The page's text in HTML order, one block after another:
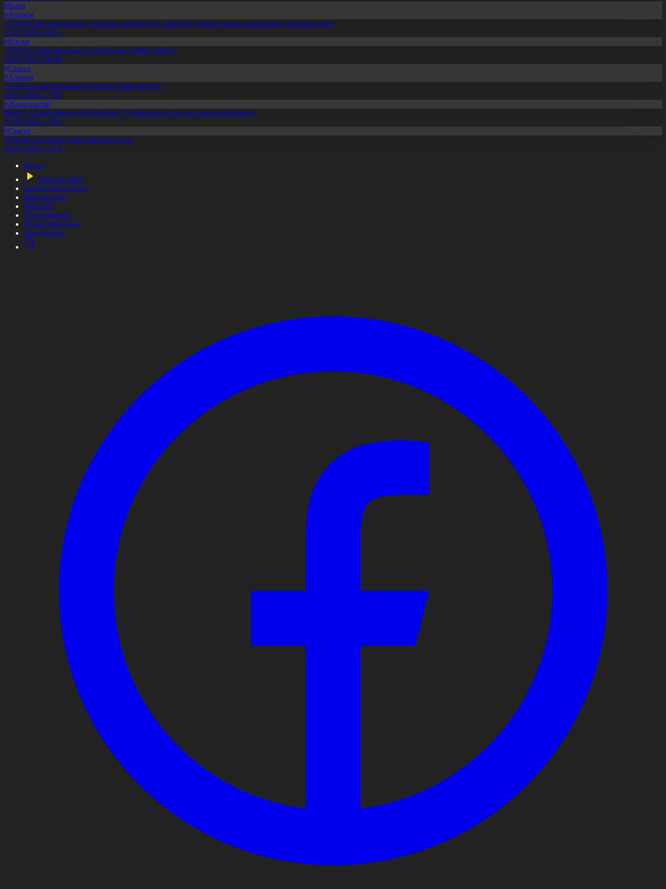
#Білім
#Aqparat
«Тәуелсіздік ұрпақтары» грантын тағайындау жөніндегі комиссияның қорытынды отырысы өтті
31.07.2026, 20:11
#Қоғам
«Әділет» партиясы кандидаттардың тізімін бекітті
10.07.2026, 20:08
#Саясат
#Aqparat
«Әділет» партиясы кандидаттар тізімін бекітті
10.07.2026, 17:00
#Жаңалықтар
Жетісу облысының жүргізушілері 170 мыңнан астам жол ережесін бұзған
31.07.2026, 17:02
#Саясат
Ұлттық теледебат жаңа форматта өтті
30.07.2026, 10:18
Басты
Тікелей эфир
Бағдарлама кестесі
Жаңалықтар
Жобалар
Телехикаялар
Мультсериалдар
Видеоархив